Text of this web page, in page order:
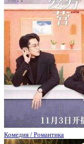
Комедия / Романтика